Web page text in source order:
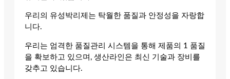
우리의 유성박리제는 탁월한 품질과 안정성을 자랑합
니다.
우리는 엄격한 품질관리 시스템을 통해 제품의 1 품질
을 확보하고 있으며, 생산라인은 최신 기술과 장비를
갖추고 있습니다.